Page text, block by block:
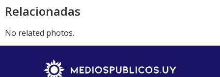
Relacionadas
No related photos.